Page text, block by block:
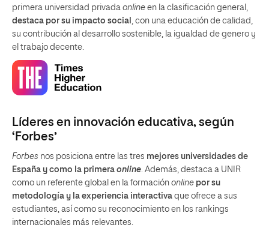
primera universidad privada online en la clasificación general,
destaca por su impacto social
, con una educación de calidad,
su contribución al desarrollo sostenible, la igualdad de genero y
el trabajo decente.
Líderes en innovación educativa, según
‘Forbes’
Forbes nos posiciona entre las tres mejores universidades de
España y como la primera online. Además, destaca a UNIR
como un referente global en la formación online por su
metodología y la experiencia interactiva que ofrece a sus
estudiantes, así como su reconocimiento en los rankings
internacionales más relevantes.